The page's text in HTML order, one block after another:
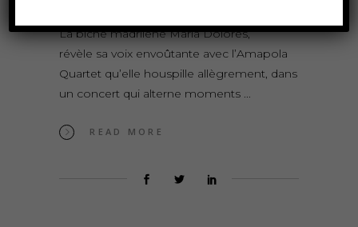
La biche madrilène Maria Dolores,
révèle sa voix envoûtante avec l’Amapola
Quartet qu’elle houspille allègrement, dans
un concert qui alterne moments
READ MORE